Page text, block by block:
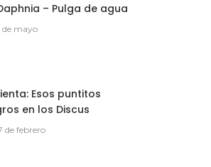
– Pulga de agua
de mayo
Esos puntitos
en los Discus
de febrero